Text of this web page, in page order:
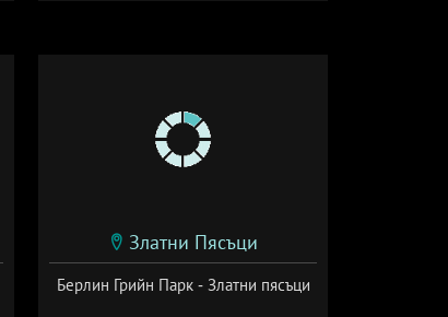
Златни Пясъци
Берлин Грийн Парк - Златни пясъци